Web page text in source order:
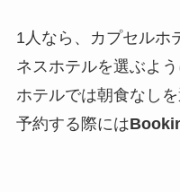
1人なら、カプセルホ
ネスホテルを選ぶよ
ホテルでは朝食なし
予約する際には